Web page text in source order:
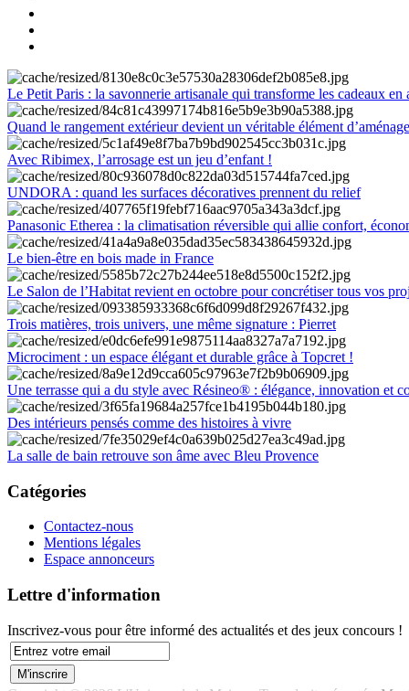
Le Petit Paris : la savonnerie artisanale qui transforme les cadeaux en
Quand le rangement extérieur devient un véritable élément
Avec Ribimex, l’arrosage est un jeu d’enfant !
UNDORA : quand les surfaces décoratives prennent du relief
Panasonic Etherea : la climatisation réversible qui allie confort,
Le bien-être en bois made in France
Le Salon de l’Habitat revient en octobre pour concrétiser tous vos
Trois matières, trois univers, une même signature : Pierret
Microciment : un espace élégant et durable grâce à Topcret !
Une terrasse qui a du style avec Résineo® : élégance, innovation et
Des intérieurs pensés comme des histoires à vivre
La salle de bain retrouve son âme avec Bleu Provence
Catégories
Contactez-nous
Mentions légales
Espace annonceurs
Lettre d'information
Inscrivez-vous pour être informé des actualités et des jeux concours !